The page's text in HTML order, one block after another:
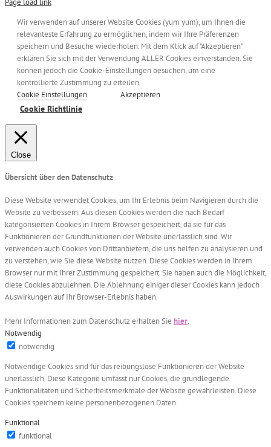
Page load link
Wir verwenden auf unserer Website Cookies (yum yum), um Ihnen die
relevanteste Erfahrung zu ermöglichen, indem wir Ihre Präferenzen
speichern und Besuche wiederholen. Mit dem Klick auf "Akzeptieren"
erklären Sie sich mit der Verwendung ALLER Cookies einverstanden. Sie
können jedoch die Cookie-Einstellungen besuchen, um eine
kontrollierte Zustimmung zu erteilen.
Cookie Einstellungen
Akzeptieren
Cookie Richtlinie
Close
Übersicht über den Datenschutz
Diese Website verwendet Cookies, um Ihr Erlebnis beim Navigieren durch die
Website zu verbessern. Aus diesen Cookies werden die nach Bedarf
kategorisierten Cookies in Ihrem Browser gespeichert, da sie für das
Funktionieren der Grundfunktionen der Website unerlässlich sind. Wir
verwenden auch Cookies von Drittanbietern, die uns helfen zu analysieren und
zu verstehen, wie Sie diese Website nutzen. Diese Cookies werden in Ihrem
Browser nur mit Ihrer Zustimmung gespeichert. Sie haben auch die Möglichkeit,
diese Cookies abzulehnen. Die Ablehnung einiger dieser Cookies kann jedoch
Auswirkungen auf Ihr Browser-Erlebnis haben.
Mehr Informationen zum Datenschutz erhalten Sie hier.
Notwendig
notwendig
Notwendige Cookies sind für das reibungslose Funktionieren der Website
unerlässlich. Diese Kategorie umfasst nur Cookies, die grundlegende
Funktionalitäten und Sicherheitsmerkmale der Website gewährleisten. Diese
Cookies speichern keine personenbezogenen Daten.
Funktional
funktional